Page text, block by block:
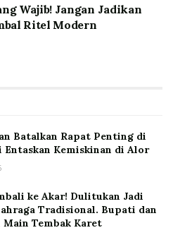
Wajib! Jangan Jadikan
Ritel Modern
Batalkan Rapat Penting di
Entaskan Kemiskinan di Alor
ke Akar! Dulitukan Jadi
Tradisional. Bupati dan
Tembak Karet